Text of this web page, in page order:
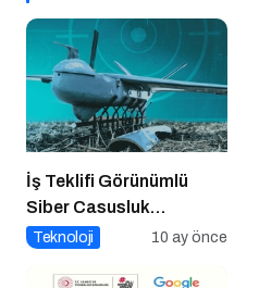
İş Teklifi Görünümlü
Siber Casusluk
Operasyonu
Teknoloji 10 ay önce